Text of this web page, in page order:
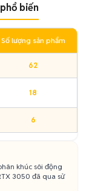
biến
Số lượng sản phẩm
62
18
6
khúc sôi động
3050 đã qua sử